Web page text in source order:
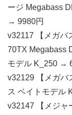
ージ Megabass
→ 9980円
v32117 【メガバ
70TX Megabass
モデル K_250 →
v32129 【メガバ
ス ベイトモデル
v32147 【メジャ